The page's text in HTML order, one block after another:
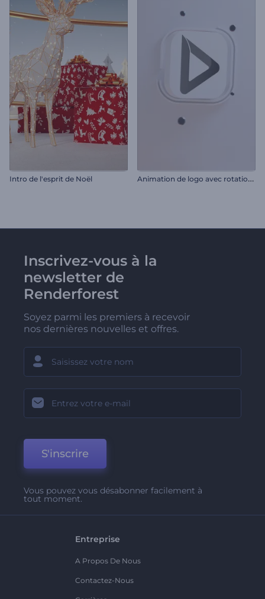
Intro de l'esprit de Noël A
nimation de logo avec rotation minimale
Inscrivez-vous à la
newsletter de
Renderforest
Soyez parmi les premiers à recevoir
nos dernières nouvelles et offres.
S'inscrire
Vous pouvez vous désabonner facilement à
tout moment.
Entreprise
A Propos De Nous
Contactez-Nous